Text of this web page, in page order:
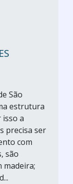
São
estrutura
a
precisa ser
com
são
madeira;